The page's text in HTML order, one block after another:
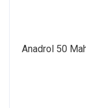
Anadrol 50